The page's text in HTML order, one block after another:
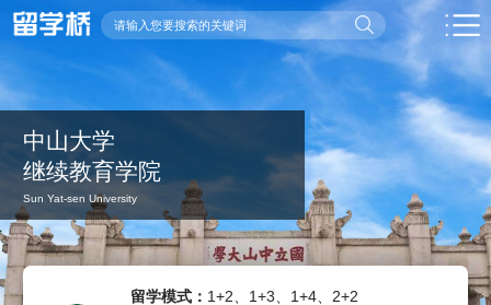
中山大学
继续教育学院
Sun Yat-sen University
留学模式： 1+2、1+3、1+4、2+2